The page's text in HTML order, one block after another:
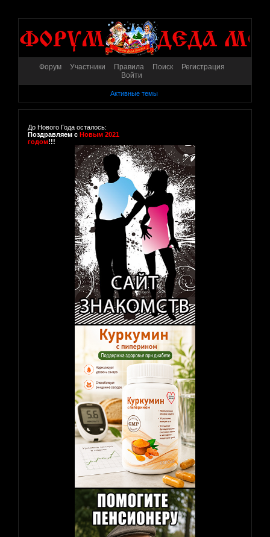
Форум Участники Правила Поиск
Регистрация
Войти
Активные темы
До Нового Года осталось:
Поздравляем с Новым 2021
годом!!!